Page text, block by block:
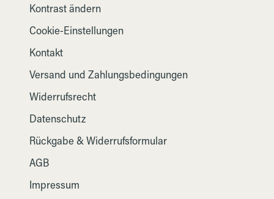
Kontrast ändern
Cookie-Einstellungen
Kontakt
Versand und Zahlungsbedingungen
Widerrufsrecht
Datenschutz
Rückgabe & Widerrufsformular
AGB
Impressum